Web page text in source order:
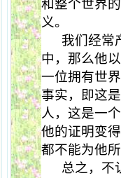
和整个世界
义。
我们经常
中，那么他
一位拥有世
事实，即这
人，这是一
他的证明变
都不能为他
总之，不